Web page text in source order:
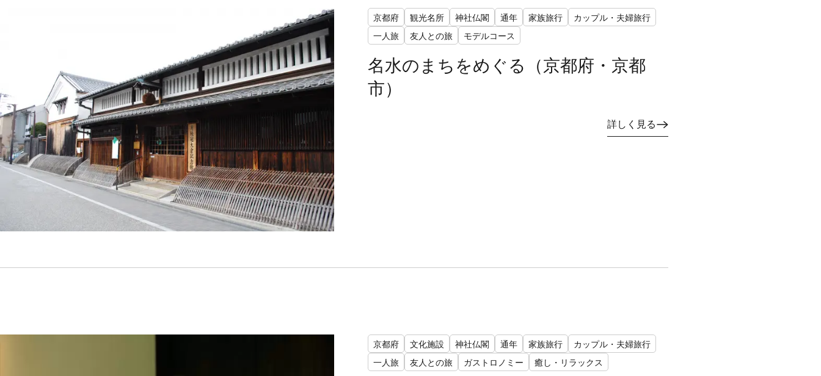
京都府 観光名所 神社仏閣 通年 家族旅行
カップル・夫婦旅行
一人旅
友人との旅 モデルコース
名水のまちをめぐる（京都府・京都
市）
詳しく見る
京都府 文化施設 神社仏閣 通年 家族旅行
カップル・夫婦旅行
一人旅
友人との旅 ガストロノミー 癒し・リラックス